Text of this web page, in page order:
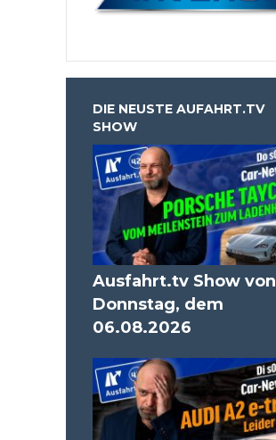
DIE NEUSTE AUFAHRT.TV
SHOW
Ausfahrt.tv Show von
Donnstag, dem
06.08.2026